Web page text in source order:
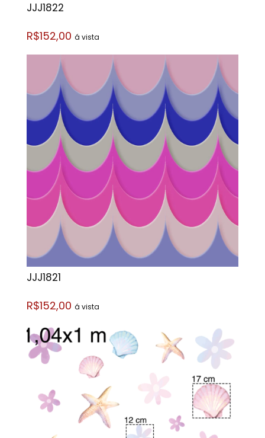
JJJ1822
R$152,00 á vista
JJJ1821
R$152,00 á vista